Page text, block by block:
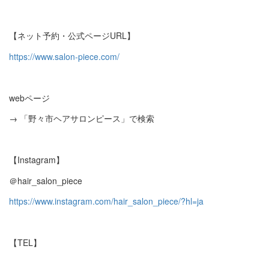
【ネット予約・公式ページURL】
https://www.salon-piece.com/
webページ
→ 「野々市ヘアサロンピース」で検索
【Instagram】
＠hair_salon_piece
https://www.instagram.com/hair_salon_piece/?hl=ja
【TEL】